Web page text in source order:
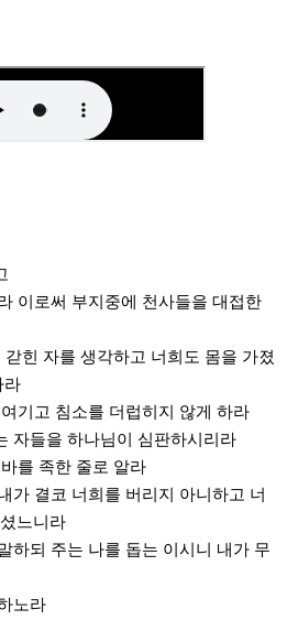
이로써 부지중에 천사들을 대접한
힌 자를 생각하고 너희도 몸을 가졌
라
기고 침소를 더럽히지 않게 하라
자들을 하나님이 심판하시리라
를 족한 줄로 알라
가 결코 너희를 버리지 아니하고 너
느니라
하되 주는 나를 돕는 이시니 내가 무
노라